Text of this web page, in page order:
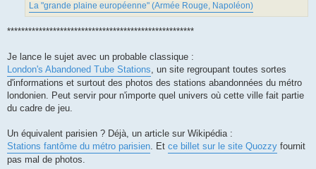
La "grande plaine européenne" (Armée Rouge, Napoléon)
*****************************************************
Je lance le sujet avec un probable classique :
London's Abandoned Tube Stations, un site regroupant toutes sortes
d'informations et surtout des photos des stations abandonnées du métro
londonien. Peut servir pour n'importe quel univers où cette ville fait partie
du cadre de jeu.
Un équivalent parisien ? Déjà, un article sur Wikipédia :
Stations fantôme du métro parisien. Et ce billet sur le site Quozzy fournit
pas mal de photos.